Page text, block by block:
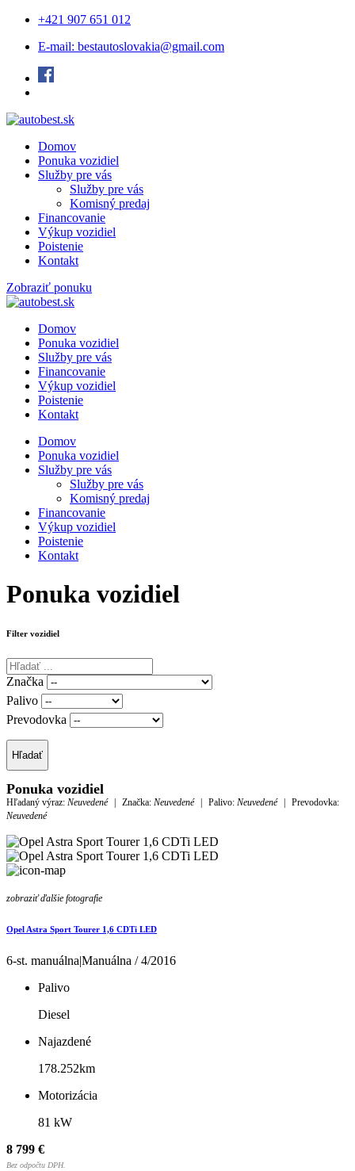
+421 907 651 012
E-mail: bestautoslovakia@gmail.com
Domov
Ponuka vozidiel
Služby pre vás
Služby pre vás
Komisný predaj
Financovanie
Výkup vozidiel
Poistenie
Kontakt
Zobraziť ponuku
Domov
Ponuka vozidiel
Služby pre vás
Financovanie
Výkup vozidiel
Poistenie
Kontakt
Domov
Ponuka vozidiel
Služby pre vás
Služby pre vás
Komisný predaj
Financovanie
Výkup vozidiel
Poistenie
Kontakt
Ponuka vozidiel
Filter vozidiel
Značka
Palivo
Prevodovka
Hľadať
Ponuka vozidiel
Hľadaný výraz: Neuvedené Značka: Neuvedené Palivo: Neuvedené
Prevodovka:
Neuvedené
zobraziť ďalšie fotografie
Opel Astra Sport Tourer 1,6 CDTi LED
6-st. manuálna|Manuálna / 4/2016
Palivo
Diesel
Najazdené
178.252km
Motorizácia
81 kW
8 799 €
Bez odpočtu DPH.